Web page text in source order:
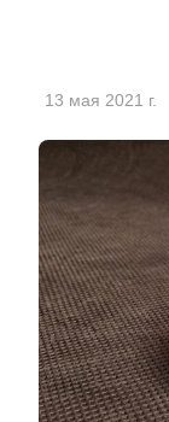
13 мая 2021 г.